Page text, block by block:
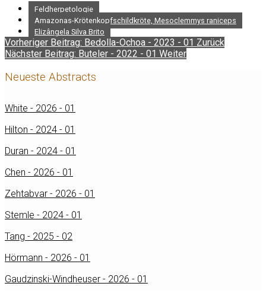
Feldherpetologie
Amazonas-Krötenkopfschildkröte, Mesoclemmys raniceps
Elizângela Silva Brito
Vorheriger Beitrag: Bedolla-Ochoa - 2023 - 01 Zurück
Nächster Beitrag: Buteler - 2022 - 01 Weiter
Neueste Abstracts
White - 2026 - 01
Hilton - 2024 - 01
Duran - 2024 - 01
Chen - 2026 - 01
Zehtabvar - 2026 - 01
Stemle - 2024 - 01
Tang - 2025 - 02
Hörmann - 2026 - 01
Gaudzinski-Windheuser - 2026 - 01